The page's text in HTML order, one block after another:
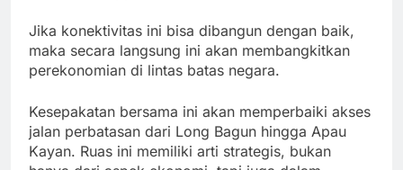
Jika konektivitas ini bisa dibangun dengan baik,
maka secara langsung ini akan membangkitkan
perekonomian di lintas batas negara.
Kesepakatan bersama ini akan memperbaiki akses
jalan perbatasan dari Long Bagun hingga Apau
Kayan. Ruas ini memiliki arti strategis, bukan